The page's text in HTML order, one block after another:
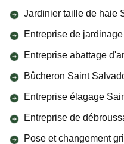
Jardinier taille de haie
Entreprise de
Entreprise abattage
Bûcheron Saint
Entreprise élagage
Entreprise de
Pose et changement